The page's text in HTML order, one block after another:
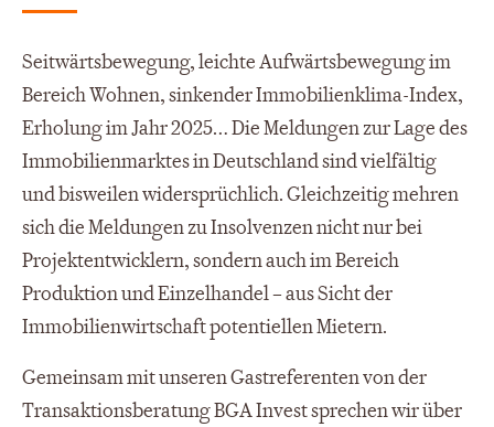
Seitwärtsbewegung, leichte Aufwärtsbewegung im
Bereich Wohnen, sinkender Immobilienklima-Index,
Erholung im Jahr 2025… Die Meldungen zur Lage des
Immobilienmarktes in Deutschland sind vielfältig
und bisweilen widersprüchlich. Gleichzeitig mehren
sich die Meldungen zu Insolvenzen nicht nur bei
Projektentwicklern, sondern auch im Bereich
Produktion und Einzelhandel – aus Sicht der
Immobilienwirtschaft potentiellen Mietern.
Gemeinsam mit unseren Gastreferenten von der
Transaktionsberatung BGA Invest sprechen wir über